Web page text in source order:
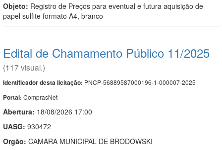
Objeto: Registro de Preços para eventual e futura aquisição de
papel sulfite formato A4, branco
Edital de Chamamento Público 11/2025
(117 visual.)
Identificador desta licitação: PNCP-56889587000196-1-000007-2025
Portal: ComprasNet
Abertura: 18/08/2026 17:00
UASG: 930472
Orgão: CAMARA MUNICIPAL DE BRODOWSKI